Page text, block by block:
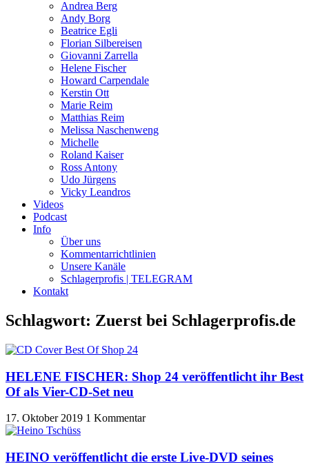
Andrea Berg
Andy Borg
Beatrice Egli
Florian Silbereisen
Giovanni Zarrella
Helene Fischer
Howard Carpendale
Kerstin Ott
Marie Reim
Matthias Reim
Melissa Naschenweng
Michelle
Roland Kaiser
Ross Antony
Udo Jürgens
Vicky Leandros
Videos
Podcast
Info
Über uns
Kommentarrichtlinien
Unsere Kanäle
Schlagerprofis | TELEGRAM
Kontakt
Schlagwort: Zuerst bei Schlagerprofis.de
HELENE FISCHER: Shop 24 veröffentlicht ihr Best
Of als Vier-CD-Set neu
17. Oktober 2019 1 Kommentar
HEINO veröffentlicht die erste Live-DVD seines